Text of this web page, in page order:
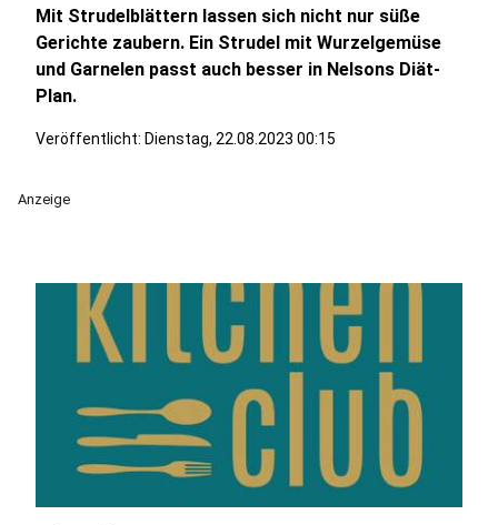
Mit Strudelblättern lassen sich nicht nur süße
Gerichte zaubern. Ein Strudel mit Wurzelgemüse
und Garnelen passt auch besser in Nelsons Diät-
Plan.
Veröffentlicht: Dienstag, 22.08.2023 00:15
Anzeige